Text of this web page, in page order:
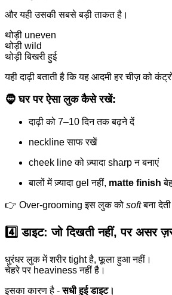
और यही उसकी सबसे बड़ी ताकत है।
थोड़ी uneven
थोड़ी wild
थोड़ी बिखरी हुई
यही दाढ़ी बताती है कि यह आदमी हर चीज़ को
🧔 घर पर ऐसा लुक कैसे रखें:
दाढ़ी को 7–10 दिन तक बढ़ने दें
neckline साफ रखें
cheek line को ज़्यादा sharp न बनाएं
बालों में ज़्यादा gel नहीं, matte finish
👉 Over-grooming इस लुक को softबना
4️⃣ डाइट: जो दिखती नहीं, पर असर
धुरंधर लुक में शरीर tight है, फूला हुआ नहीं।
चेहरे पर heaviness नहीं है।
इसका कारण है -सधी हुई डाइट।